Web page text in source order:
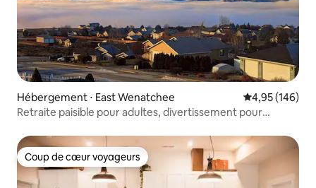
Hébergement ⋅ East Wenatchee Évaluation
4,95 (146)
Retraite paisible pour adultes, divertissement pour
Coup de cœur voyageurs
Coup de cœur voyageurs